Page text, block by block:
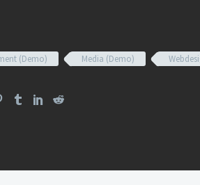
(Demo) Media (Demo)